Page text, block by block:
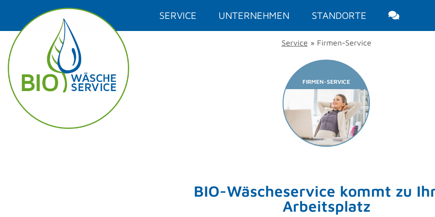
SERVICE UNTERNEHMEN STANDORTE
Service » Firmen-Service
FIRMEN-SERVICE
BIO-Wäscheservice kommt zu
Arbeitsplatz